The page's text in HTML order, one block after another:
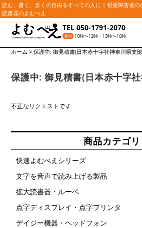
読む、書く、歩くの自由をすべての人に | 視覚障害者
読書器のよむべえ
TEL 050-1791-2070
受付 10時〜12時・13時〜16時
ホーム >保護中: 御見積書(日本赤十字社神奈川県支
保護中: 御見積書(日本赤十字
不正なリクエストです
商品カテゴリ
快速よむべえシリーズ
文字を音声で読み上げる製品
拡大読書器・ルーペ
点字ディスプレイ・点字プリンタ
デイジー機器・ヘッドフォン